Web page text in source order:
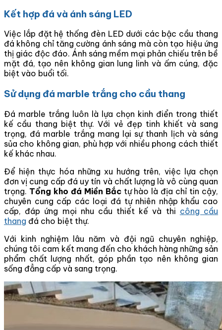
Kết hợp đá và ánh sáng LED
Việc lắp đặt hệ thống đèn LED dưới các bậc cầu thang
đá không chỉ tăng cường ánh sáng mà còn tạo hiệu ứng
thị giác độc đáo. Ánh sáng mềm mại phản chiếu trên bề
mặt đá, tạo nên không gian lung linh và ấm cúng, đặc
biệt vào buổi tối.
Sử dụng đá marble trắng cho cầu thang
Đá marble trắng luôn là lựa chọn kinh điển trong thiết
kế cầu thang biệt thự. Với vẻ đẹp tinh khiết và sang
trọng, đá marble trắng mang lại sự thanh lịch và sáng
sủa cho không gian, phù hợp với nhiều phong cách thiết
kế khác nhau.
Để hiện thực hóa những xu hướng trên, việc lựa chọn
đơn vị cung cấp đá uy tín và chất lượng là vô cùng quan
trọng. Tổng kho đá Miền Bắctự hào là địa chỉ tin cậy,
chuyên cung cấp các loại đá tự nhiên nhập khẩu cao
cấp, đáp ứng mọi nhu cầu thiết kế và thi công cầu
thang đá cho biệt thự.
Với kinh nghiệm lâu năm và đội ngũ chuyên nghiệp,
chúng tôi cam kết mang đến cho khách hàng những sản
phẩm chất lượng nhất, góp phần tạo nên không gian
sống đẳng cấp và sang trọng.